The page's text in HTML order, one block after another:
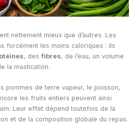
nettement mieux que d’autres. Les
forcément les moins caloriques : ils
, desfibres, de l’eau, un volume
la mastication.
pommes de terre vapeur, le poisson,
les fruits entiers peuvent ainsi
Leur effet dépend toutefois de la
et de la composition globale du repas.